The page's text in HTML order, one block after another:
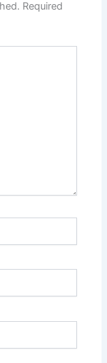
Required